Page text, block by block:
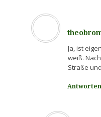
Ja, ist
weiß.
Straße
Antworten